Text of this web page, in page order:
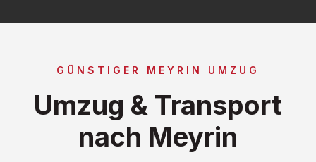
GÜNSTIGER MEYRIN UMZUG
Umzug & Transport
nach Meyrin